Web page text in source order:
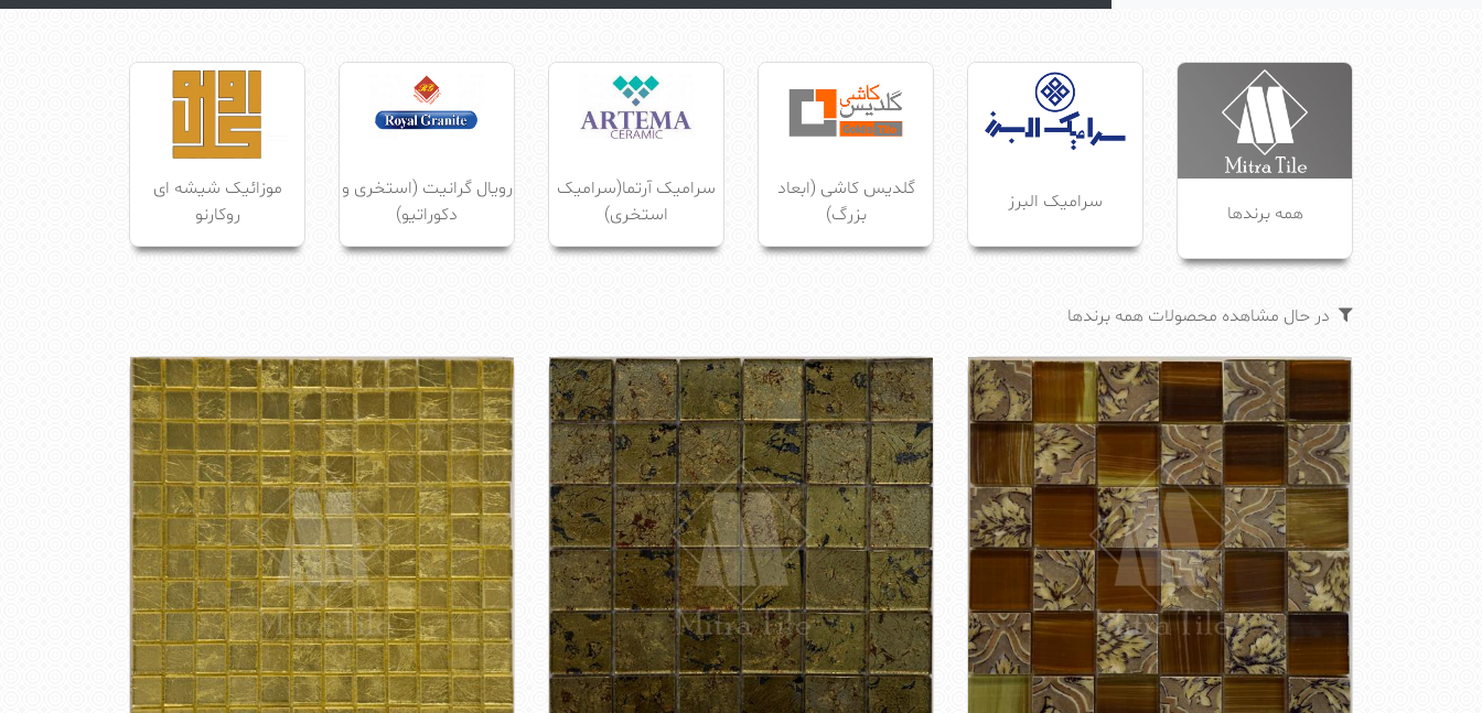
همه برندها سرامیک البرز
گلدیس کاشی (ابعاد
بزرگ)
سرامیک آرتما(سرامیک
استخری)
رویال گرانیت (استخری و
دکوراتیو)
موزائیک شیشه ای
روکارنو
در حال مشاهده محصولات همه برندها